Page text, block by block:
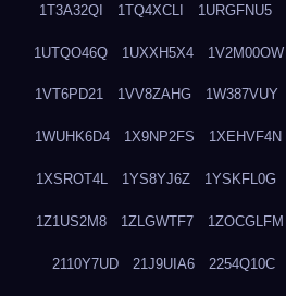
1T3A32QI 1TQ4XCLI 1URGFNU5
1UTQO46Q 1UXXH5X4 1V2M00OW
1VT6PD21 1VV8ZAHG 1W387VUY
1WUHK6D4 1X9NP2FS 1XEHVF4N
1XSROT4L 1YS8YJ6Z 1YSKFL0G
1Z1US2M8 1ZLGWTF7 1ZOCGLFM
2110Y7UD 21J9UIA6 2254Q10C